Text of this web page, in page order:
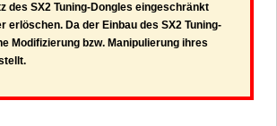
des SX2 Tuning-Dongles eingeschränkt
erlöschen. Da der Einbau des SX2 Tuning-
Modifizierung bzw. Manipulierung ihres